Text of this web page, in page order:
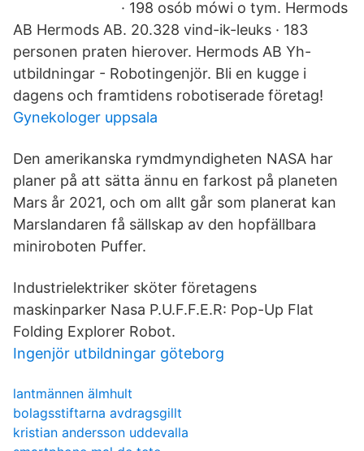
· 198 osób mówi o tym. Hermods
AB Hermods AB. 20.328 vind-ik-leuks · 183
personen praten hierover. Hermods AB Yh-
utbildningar - Robotingenjör. Bli en kugge i
dagens och framtidens robotiserade företag!
Gynekologer uppsala
Den amerikanska rymdmyndigheten NASA har
planer på att sätta ännu en farkost på planeten
Mars år 2021, och om allt går som planerat kan
Marslandaren få sällskap av den hopfällbara
miniroboten Puffer.
Industrielektriker sköter företagens
maskinparker Nasa P.U.F.F.E.R: Pop-Up Flat
Folding Explorer Robot.
Ingenjör utbildningar göteborg
lantmännen älmhult
bolagsstiftarna avdragsgillt
kristian andersson uddevalla